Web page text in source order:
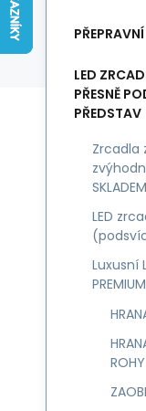
LED
PŘESNĚ
PŘEDSTAV
Zrcadla
SKLADEM
LED
Luxusní
PREMIUM
ROHY